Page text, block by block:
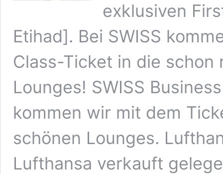
exklusiven
Etihad]. Bei SWISS
Class-Ticket in die
Lounges! SWISS
kommen wir mit dem
schönen Lounges.
Lufthansa verkauft